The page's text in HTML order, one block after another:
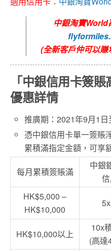
中銀淘寶World
(全新客戶仲可以
「中銀信用卡簽
優惠詳情
推廣期：2021年9月1日
憑中銀信用卡單一簽賬
累積滿指定金額，可享
每月累積簽賬滿
中銀
HK$5,000 –
HK$10,000
HK$10,000以上
10x
(高達